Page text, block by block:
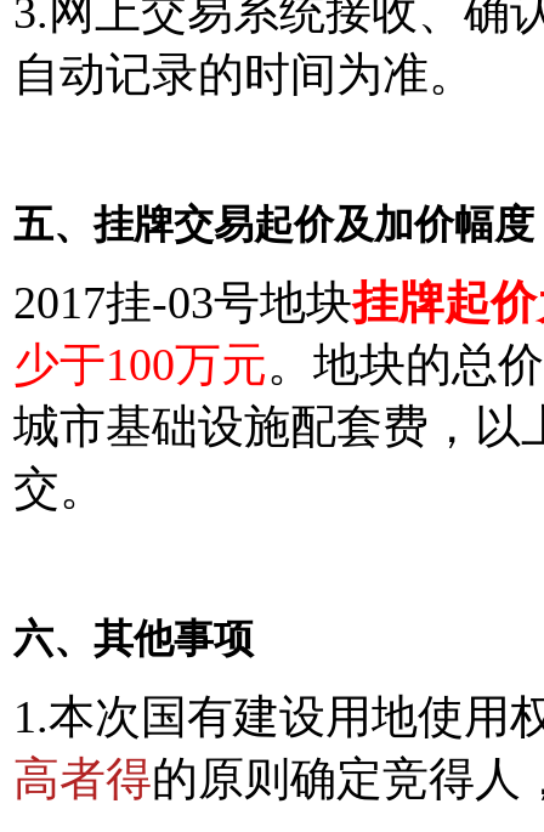
3.网上交易系统接收、确
自动记录的时间为准。
五、挂牌交易起价及加价幅度
2017挂-03号地块挂牌起
少于100万元。地块的总
城市基础设施配套费，以
交。
六、其他事项
1.本次国有建设用地使用
高者得的原则确定竞得人